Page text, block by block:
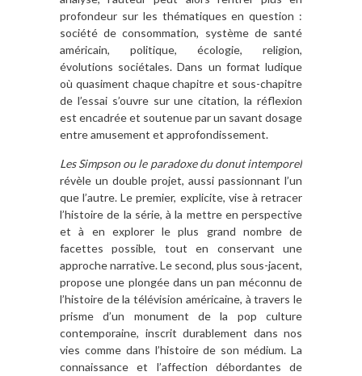
profondeur sur les thématiques en question :
société de consommation, système de santé
américain, politique, écologie, religion,
évolutions sociétales. Dans un format ludique
où quasiment chaque chapitre et sous-chapitre
de l’essai s’ouvre sur une citation, la réflexion
est encadrée et soutenue par un savant dosage
entre amusement et approfondissement.
Les Simpson ou le paradoxe du donut intemporel
révèle un double projet, aussi passionnant l’un
que l’autre. Le premier, explicite, vise à retracer
l’histoire de la série, à la mettre en perspective
et à en explorer le plus grand nombre de
facettes possible, tout en conservant une
approche narrative. Le second, plus sous-jacent,
propose une plongée dans un pan méconnu de
l’histoire de la télévision américaine, à travers le
prisme d’un monument de la pop culture
contemporaine, inscrit durablement dans nos
vies comme dans l’histoire de son médium. La
connaissance et l’affection débordantes de